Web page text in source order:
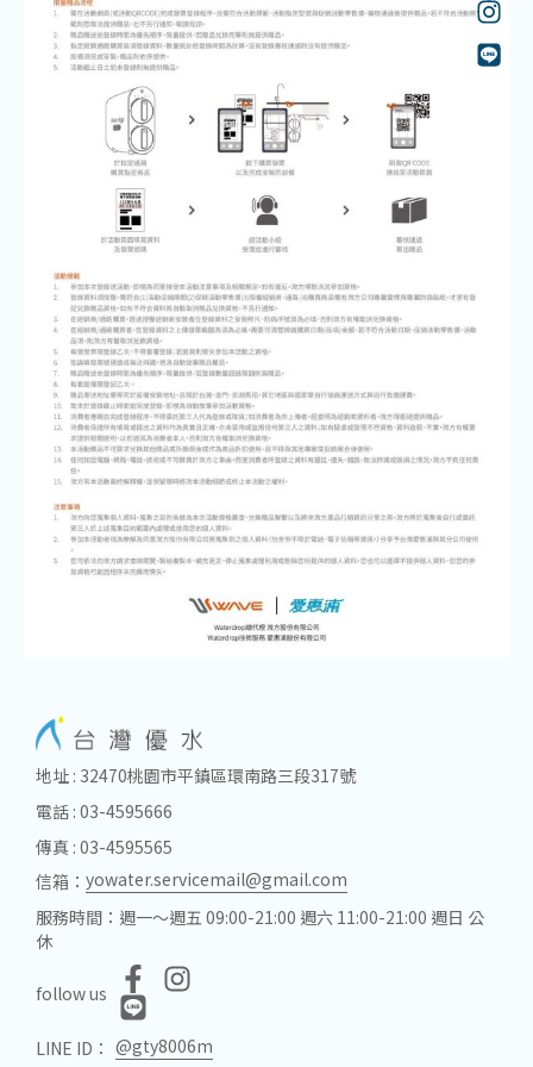
地址 : 32470桃園市平鎮區環南路三段317號
電話 : 03-4595666
傳真 : 03-4595565
信箱： yowater.servicemail@gmail.com
服務時間：週一～週五 09:00-21:00 週六 11:00-21:00 週日 公
休
follow us
LINE ID： @gty8006m